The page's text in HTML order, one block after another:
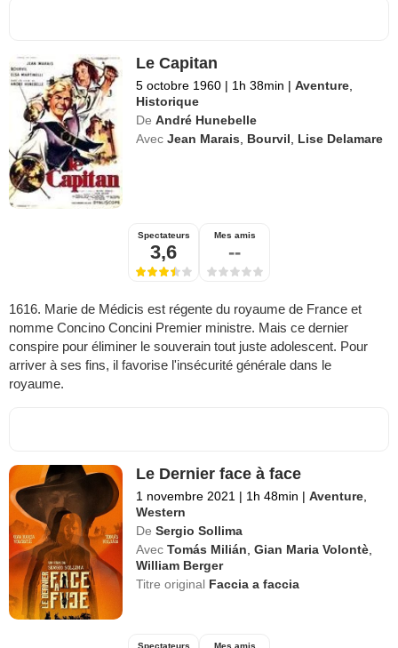
Le Capitan
5 octobre 1960 | 1h 38min | Aventure
Historique
De André Hunebelle
Avec Jean Marais Bourvil Lise Delamare
Spectateurs
3,6
Mes amis
--
1616. Marie de Médicis est régente du royaume de France et
nomme Concino Concini Premier ministre. Mais ce dernier
conspire pour éliminer le souverain tout juste adolescent. Pour
arriver à ses fins, il favorise l'insécurité générale dans le
royaume.
Le Dernier face à face
1 novembre 2021 | 1h 48min | Aventure
Western
De Sergio Sollima
Avec Tomás Milián ,Gian Maria Volontè
William Berger
Titre original Faccia a faccia
Spectateurs Mes amis